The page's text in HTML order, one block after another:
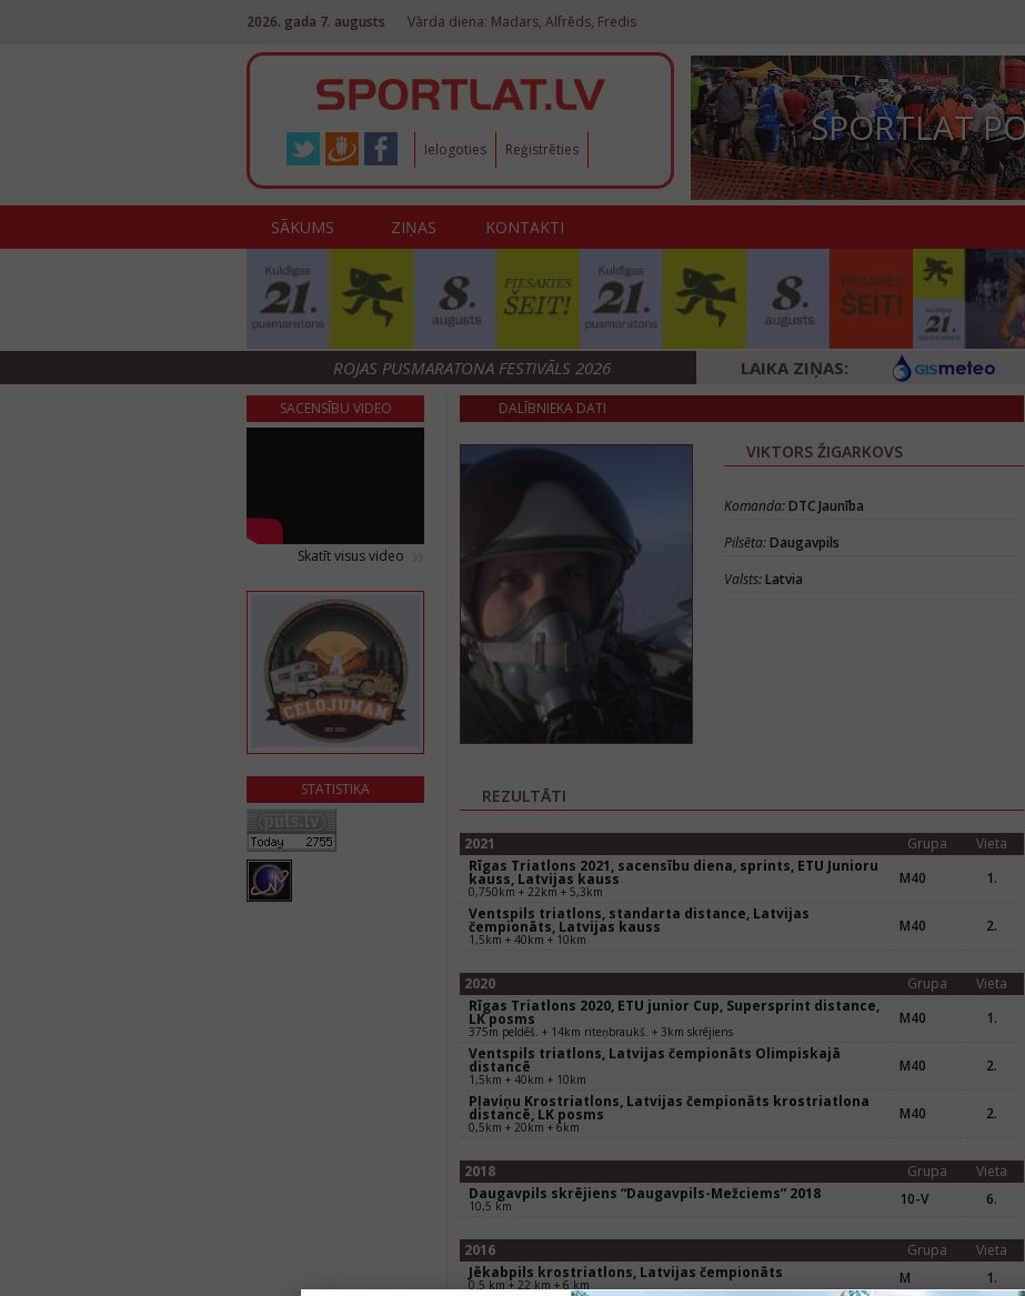
2026. gada 7. augusts Vārda diena: Madars, Alfrēds, Fredis
Ielogoties Reģistrēties SPORTLAT
SĀKUMS ZIŅAS KONTAKTI
ROJAS PUSMARATONA FESTIVĀLS 2026 LAIKA ZIŅAS:
SACENSĪBU VIDEO
Skatīt visus video
STATISTIKA
DALĪBNIEKA DATI
VIKTORS ŽIGARKOVS
Komanda:DTC Jaunība
Pilsēta:Daugavpils
Valsts:Latvia
REZULTĀTI
2021 Grupa
Vieta
Rīgas Triatlons 2021, sacensību diena, sprints, ETU Junioru
kauss, Latvijas kauss
0,750km + 22km + 5,3km
M40
1.
Ventspils triatlons, standarta distance, Latvijas
čempionāts, Latvijas kauss
1,5km + 40km + 10km
M40 2.
2020 Grupa
Vieta
Rīgas Triatlons 2020, ETU junior Cup, Supersprint distance,
LK posms
375m peldēš. + 14km riteņbraukš. + 3km skrējiens
M40
1.
Ventspils triatlons, Latvijas čempionāts Olimpiskajā
distancē
1,5km + 40km + 10km
M40
2.
Pļaviņu Krostriatlons, Latvijas čempionāts krostriatlona
distancē, LK posms
0,5km + 20km + 6km
M40 2.
2018 Grupa
Vieta
Daugavpils skrējiens “Daugavpils-Mežciems” 2018
10,5 km 10-V 6.
2016 Grupa
Vieta
Jēkabpils krostriatlons, Latvijas čempionāts
0.5 km + 22 km + 6 km M
1.